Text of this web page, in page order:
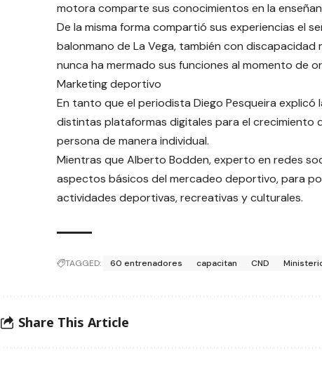
motora comparte sus conocimientos en la
De la misma forma compartió sus experiencias el
balonmano de La Vega, también con
nunca ha mermado sus funciones al momento de
Marketing deportivo
En tanto que el periodista Diego Pesqueira explicó
distintas plataformas digitales para el crecimiento
persona de manera individual.
Mientras que Alberto Bodden, experto en redes
aspectos básicos del mercadeo deportivo, para
actividades deportivas, recreativas y culturales.
TAGGED: 60 entrenadores capacitan CND
Share This Article